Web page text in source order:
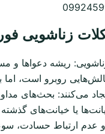
زناشویی
ریشه دعواها و
روبرو است، اما
می‌کنند: بحث‌های
یا خیانت‌های گذشته
عدم ارتباط حسادت،